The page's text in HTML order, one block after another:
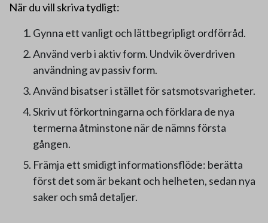
När du vill skriva tydligt:
Gynna ett vanligt och lättbegripligt ordförråd.
Använd verb i aktiv form. Undvik överdriven
användning av passiv form.
Använd bisatser i stället för satsmotsvarigheter.
Skriv ut förkortningarna och förklara de nya
termerna åtminstone när de nämns första
gången.
Främja ett smidigt informationsflöde: berätta
först det som är bekant och helheten, sedan nya
saker och små detaljer.